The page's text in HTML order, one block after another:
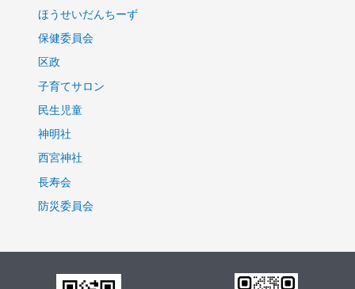
ほうせいだんちーず
保健委員会
区政
子育てサロン
民生児童
神明社
西宮神社
長寿会
防災委員会